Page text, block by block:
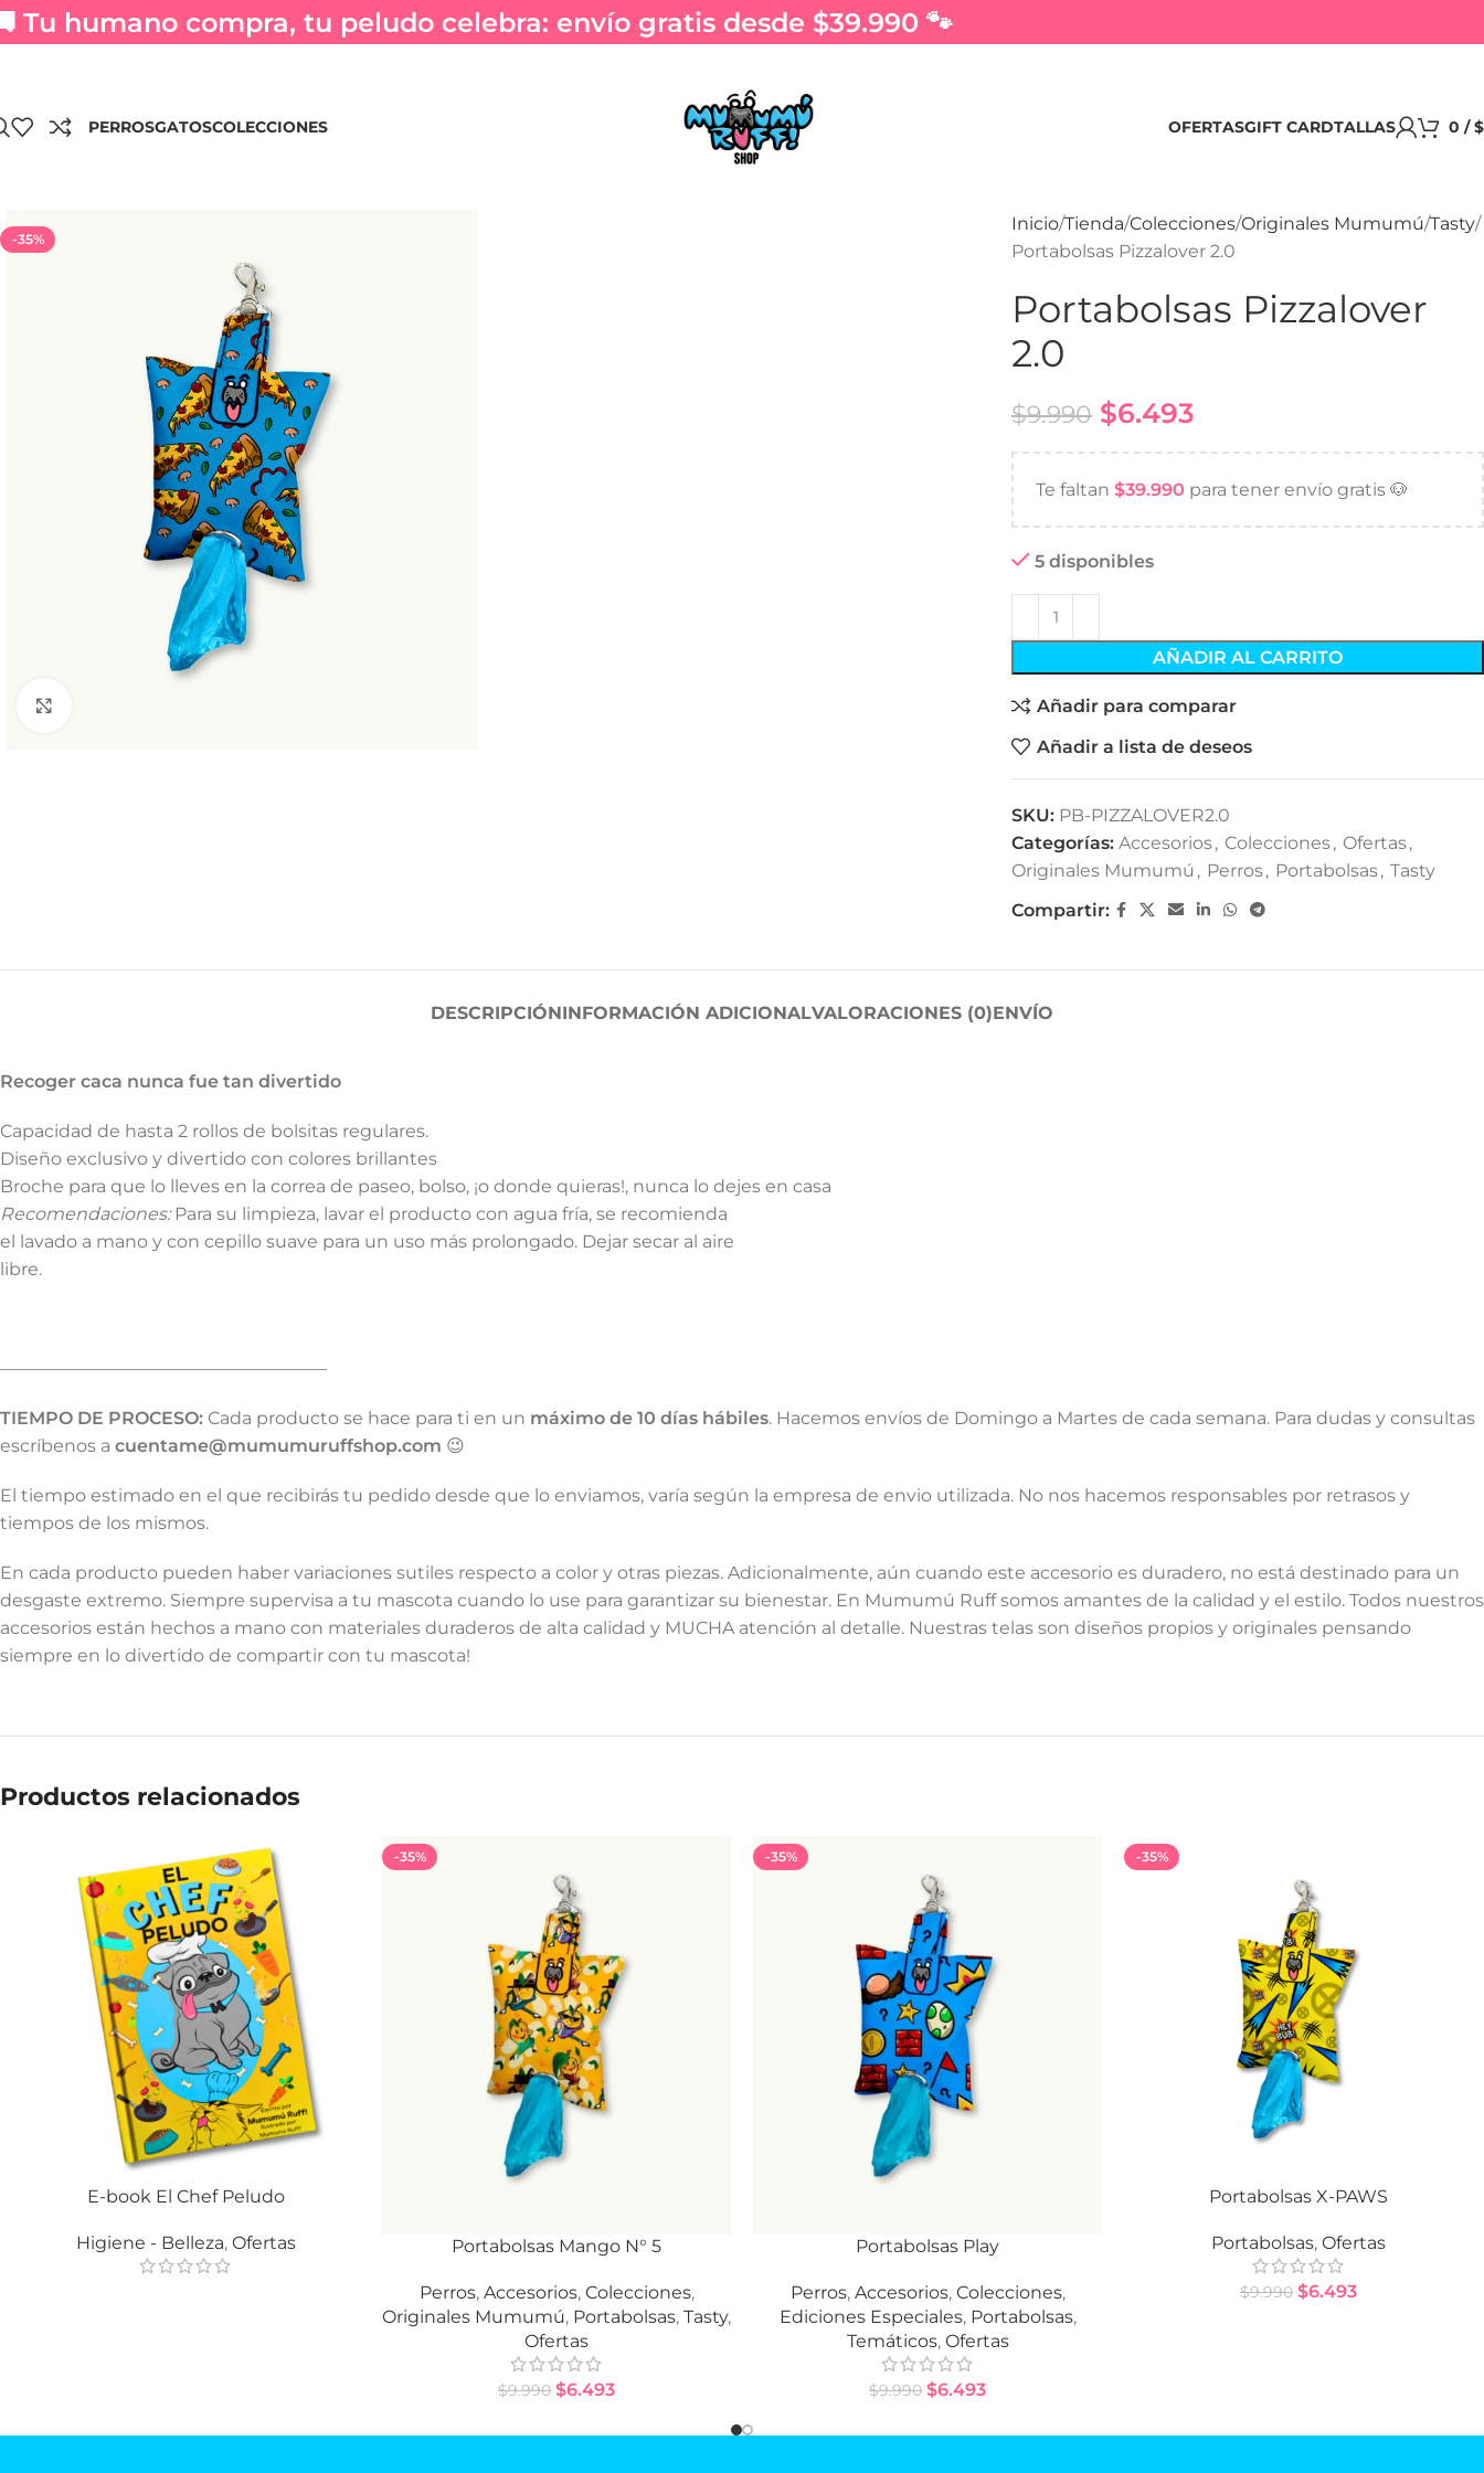
Tu humano compra, tu peludo celebra: envío gratis desde $39.990 🐾
PERROSGATOSCOLECCIONES OFERTASGIFT CARDTALLAS 0 / $
-35%
Inicio Tienda Colecciones Originales Mumumú Tasty
Portabolsas Pizzalover 2.0
Portabolsas Pizzalover
2.0
$9.990 $6.493
Te faltan $39.990 para tener envío gratis 🐶
5 disponibles
AÑADIR AL CARRITO
Añadir para comparar
Añadir a lista de deseos
SKU: PB-PIZZALOVER2.0
Categorías: Accesorios, Colecciones, Ofertas,
Originales Mumumú , Perros, Portabolsas, Tasty
Compartir:
DESCRIPCIÓNINFORMACIÓN ADICIONALVALORACIONES (0)ENVÍO
Recoger caca nunca fue tan divertido
Capacidad de hasta 2 rollos de bolsitas regulares.
Diseño exclusivo y divertido con colores brillantes
Broche para que lo lleves en la correa de paseo, bolso, ¡o donde quieras!, nunca lo dejes en casa
Recomendaciones:Para su limpieza, lavar el producto con agua fría, se recomienda
el lavado a mano y con cepillo suave para un uso más prolongado. Dejar secar al aire
libre.
——————————————————–
TIEMPO DE PROCESO: Cada producto se hace para ti en un máximo de 10 días hábiles. Hacemos envíos de Domingo a Martes de cada semana. Para dudas y consultas
escríbenos a cuentame@mumumuruffshop.com 😉
El tiempo estimado en el que recibirás tu pedido desde que lo enviamos, varía según la empresa de envio utilizada. No nos hacemos responsables por retrasos y
tiempos de los mismos.
En cada producto pueden haber variaciones sutiles respecto a color y otras piezas. Adicionalmente, aún cuando este accesorio es duradero, no está destinado para un
desgaste extremo. Siempre supervisa a tu mascota cuando lo use para garantizar su bienestar. En Mumumú Ruff somos amantes de la calidad y el estilo. Todos nuestros
accesorios están hechos a mano con materiales duraderos de alta calidad y MUCHA atención al detalle. Nuestras telas son diseños propios y originales pensando
siempre en lo divertido de compartir con tu mascota!
Productos relacionados
AÑADIR AL CARRITO
E-book El Chef Peludo
Higiene - Belleza, Ofertas
-35%
AÑADIR AL CARRITO
Portabolsas Mango N° 5
Perros, Accesorios, Colecciones,
Originales Mumumú, Portabolsas, Tasty,
Ofertas
$9.990 $6.493
-35%
AÑADIR AL CARRITOPortabolsas Play
Perros, Accesorios, Colecciones,
Ediciones Especiales, Portabolsas,
Temáticos, Ofertas
$9.990 $6.493
-35%
AÑADIR AL CARRITOPortabolsas X-PAWS
Portabolsas, Ofertas
$9.990 $6.493